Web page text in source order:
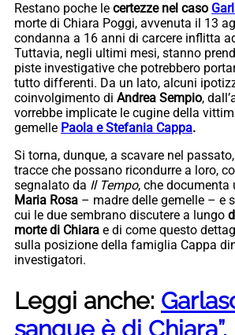
Restano poche le certezze nel caso
morte di Chiara Poggi, avvenuta il 13
condanna a 16 anni di carcere inflitta
Tuttavia, negli ultimi mesi, stanno
piste investigative che potrebbero
tutto differenti. Da un lato, alcuni
coinvolgimento di Andrea Sempio,
vorrebbe implicate le cugine della
gemelle Paola e Stefania Cappa.
Si torna, dunque, a scavare nel
tracce che possano ricondurre a loro,
segnalato da Il Tempo, che documenta
Maria Rosa – madre delle gemelle – e
cui le due sembrano discutere a lungo
morte di Chiara e di come questo
sulla posizione della famiglia Cappa
investigatori.
Leggi anche:
sangue è di Chiara”.